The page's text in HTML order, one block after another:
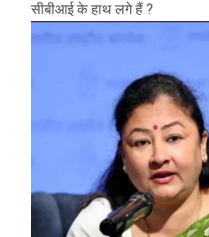
सीबीआई के हाथ लगे हैं ?